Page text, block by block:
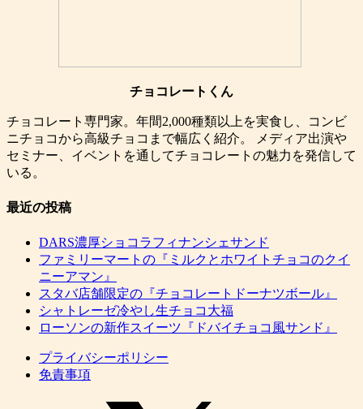
チョコレートくん
チョコレート専門家。年間2,000種類以上を実食し、コンビ
ニチョコから高級チョコまで幅広く紹介。 メディア出演や
セミナー、イベントを通してチョコレートの魅力を発信して
いる。
最近の投稿
DARS濃厚ショコラフィナンシェサンド
ファミリーマートの『ミルクとホワイトチョコのクイ
ニーアマン』
スタバ店舗限定の『チョコレートドーナツボール』
シャトレーゼ冷やし生チョコ大福
ローソンの新作スイーツ『ドバイチョコ風サンド』
プライバシーポリシー
免責事項